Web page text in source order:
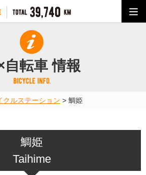
自転車 情報
クルステーション > 鯛姫
鯛姫
Taihime